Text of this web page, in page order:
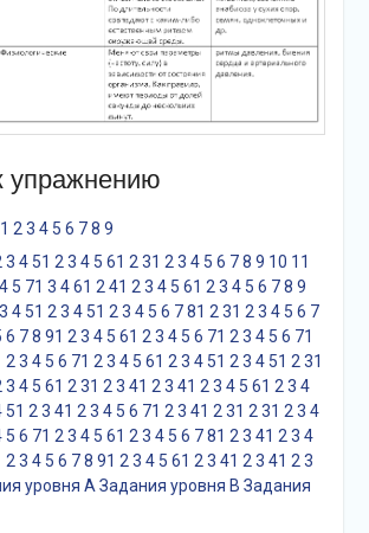
упражнению
1 2 3 4 5 6 7 8 9
3 4 51 2 3 4 5 61 2 31 2 3 4 5 6 7 8 9 10 11
4 5 71 3 4 61 2 41 2 3 4 5 61 2 3 4 5 6 7 8 9
3 4 51 2 3 4 51 2 3 4 5 6 7 81 2 31 2 3 4 5 6 7
6 7 8 91 2 3 4 5 61 2 3 4 5 6 71 2 3 4 5 6 71
2 3 4 5 6 71 2 3 4 5 61 2 3 4 51 2 3 4 51 2 31
3 4 5 61 2 31 2 3 41 2 3 41 2 3 4 5 61 2 3 4
51 2 3 41 2 3 4 5 6 71 2 3 41 2 31 2 31 2 3 4
5 6 71 2 3 4 5 61 2 3 4 5 6 7 81 2 3 41 2 3 4
2 3 4 5 6 7 8 91 2 3 4 5 61 2 3 41 2 3 41 2 3
уровня A Задания уровня B Задания